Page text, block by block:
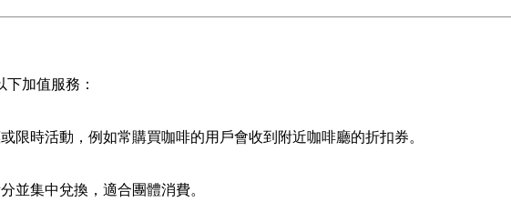
加值服務：
限時活動，例如常購買咖啡的用戶會收到附近咖啡廳的折扣券。
並集中兌換，適合團體消費。